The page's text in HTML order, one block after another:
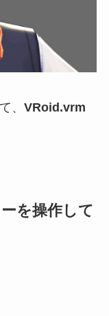
、 VRoid.vrm
を操作して